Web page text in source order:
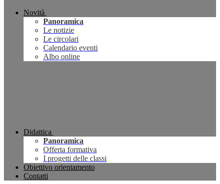
Novità
Panoramica
Le notizie
Le circolari
Calendario eventi
Albo online
Didattica
Panoramica
Offerta formativa
I progetti delle classi
Obiettivo orientamento
Contatti